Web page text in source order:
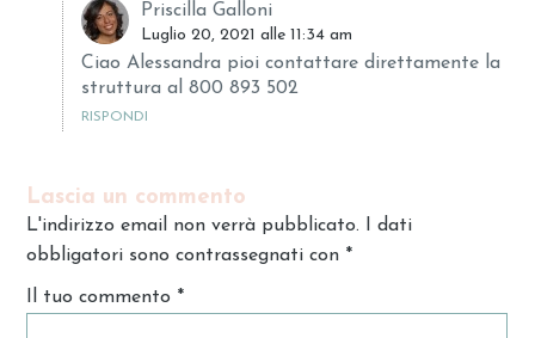
Priscilla Galloni
Luglio 20, 2021 alle 11:34 am
Ciao Alessandra pioi contattare direttamente la
struttura al 800 893 502
RISPONDI
Lascia un commento
L'indirizzo email non verrà pubblicato. I dati
obbligatori sono contrassegnati con *
Il tuo commento *